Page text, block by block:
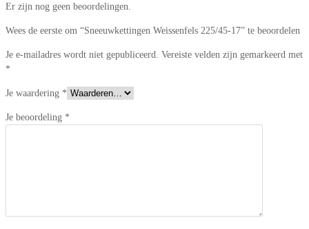
Er zijn nog geen beoordelingen.
Wees de eerste om “Sneeuwkettingen Weissenfels 225/45-17” te beoordelen
Je e-mailadres wordt niet gepubliceerd. Vereiste velden zijn gemarkeerd met
*
Je waardering *
Je beoordeling *